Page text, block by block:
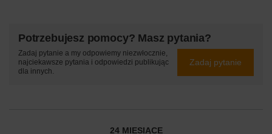
Potrzebujesz pomocy? Masz pytania?
Zadaj pytanie a my odpowiemy niezwłocznie,
najciekawsze pytania i odpowiedzi publikując
dla innych.
Zadaj pytanie
24 MIESIĄCE